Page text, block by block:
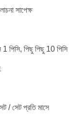
সাপেক্ষ
1 পিসি, পিছু পিছু 10 পিসি
/ সেট প্রতি মাসে